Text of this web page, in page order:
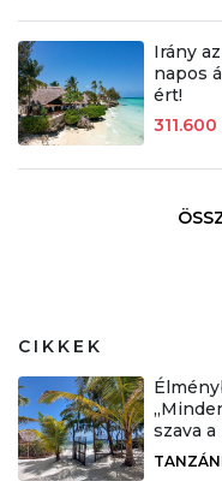
Irány
napos
ért!
311.600
CIKKEK
szava